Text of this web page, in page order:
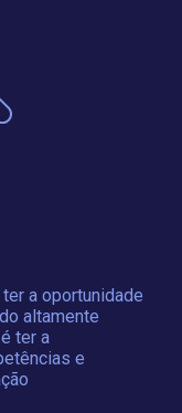
a oportunidade
altamente
ter a
e